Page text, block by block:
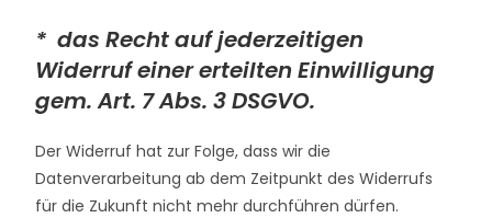
* das Recht auf jederzeitigen
Widerruf einer erteilten Einwilligung
gem. Art. 7 Abs. 3 DSGVO.
Der Widerruf hat zur Folge, dass wir die
Datenverarbeitung ab dem Zeitpunkt des Widerrufs
für die Zukunft nicht mehr durchführen dürfen.